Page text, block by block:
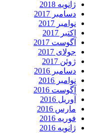
ژانویه 2018
دسامبر 2017
نوامبر 2017
اکتبر 2017
آگوست 2017
جولای 2017
ژوئن 2017
دسامبر 2016
نوامبر 2016
آگوست 2016
آوریل 2016
مارس 2016
فوریه 2016
ژانویه 2016